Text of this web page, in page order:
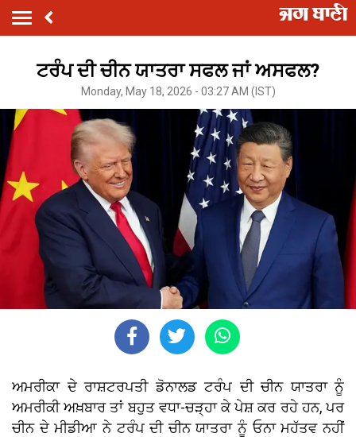
ਟਰੰਪ ਦੀ ਚੀਨ ਯਾਤਰਾ ਸਫਲ ਜਾਂ ਅਸਫਲ?
Monday, May 18, 2026 - 03:27 AM (IST)
ਅਮਰੀਕਾ ਦੇ ਰਾਸ਼ਟਰਪਤੀ ਡੋਨਾਲਡ ਟਰੰਪ ਦੀ ਚੀਨ ਯਾਤਰਾ ਨੂੰ
ਅਮਰੀਕੀ ਅਖ਼ਬਾਰ ਤਾਂ ਬਹੁਤ ਵਧਾ-ਚੜ੍ਹਾ ਕੇ ਪੇਸ਼ ਕਰ ਰਹੇ ਹਨ, ਪਰ
ਚੀਨ ਦੇ ਮੀਡੀਆ ਨੇ ਟਰੰਪ ਦੀ ਚੀਨ ਯਾਤਰਾ ਨੂੰ ਓਨਾ ਮਹੱਤਵ ਨਹੀਂ